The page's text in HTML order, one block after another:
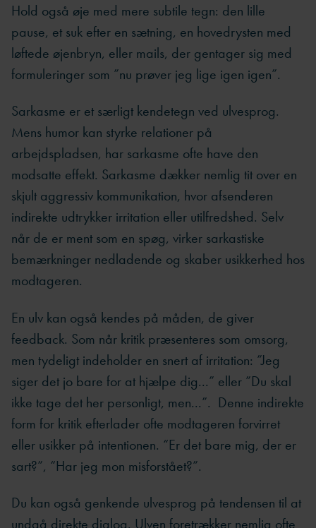
Hold også øje med mere subtile tegn: den lille
pause, et suk efter en sætning, en hovedrysten med
løftede øjenbryn, eller mails, der gentager sig med
formuleringer som ”nu prøver jeg lige igen igen”.
Sarkasme er et særligt kendetegn ved ulvesprog.
Mens humor kan styrke relationer på
arbejdspladsen, har sarkasme ofte have den
modsatte effekt. Sarkasme dækker nemlig tit over en
skjult aggressiv kommunikation, hvor afsenderen
indirekte udtrykker irritation eller utilfredshed. Selv
når de er ment som en spøg, virker sarkastiske
bemærkninger nedladende og skaber usikkerhed hos
modtageren.
En ulv kan også kendes på måden, de giver
feedback. Som når kritik præsenteres som omsorg,
men tydeligt indeholder en snert af irritation: ”Jeg
siger det jo bare for at hjælpe dig...” eller ”Du skal
ikke tage det her personligt, men...”. Denne indirekte
form for kritik efterlader ofte modtageren forvirret
eller usikker på intentionen. “Er det bare mig, der er
sart?”, “Har jeg mon misforstået?”.
Du kan også genkende ulvesprog på tendensen til at
undgå direkte dialog. Ulven foretrækker nemlig ofte